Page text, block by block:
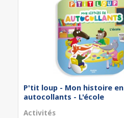
P'tit loup - Mon histoire en
autocollants - L'école
Activités